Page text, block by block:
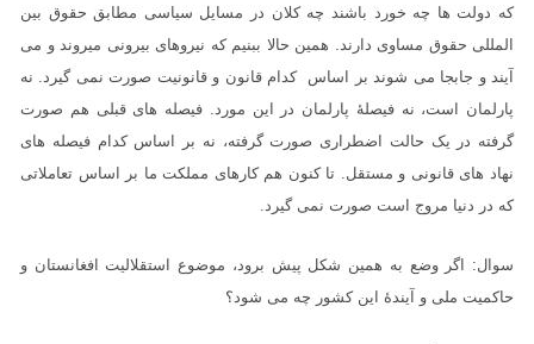
که دولت ها چه خورد باشند چه کلان در مسایل سیاسی مطابق حقوق بین
المللی حقوق مساوی دارند. همین حالا ببنیم که نیروهای بیرونی میروند و می
آیند و جابجا می شوند بر اساس کدام قانون و قانونیت صورت نمی گیرد. نه
پارلمان است، نه فیصلۀ پارلمان در این مورد. فیصله های قبلی هم صورت
گرفته در یک حالت اضطراری صورت گرفته، نه بر اساس کدام فیصله های
نهاد های قانونی و مستقل. تا کنون هم کارهای مملکت ما بر اساس تعاملاتی
که در دنیا مروج است صورت نمی گیرد.
سوال: اگر وضع به همین شکل پیش برود، موضوع استقلالیت افغانستان و
حاکمیت ملی و آیندۀ این کشور چه می شود؟